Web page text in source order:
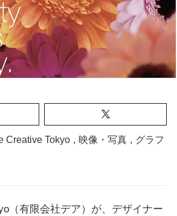
Creative Tokyo , 映像・写真 , グラフ
（有限会社デア）が、デザイナー